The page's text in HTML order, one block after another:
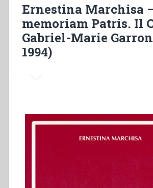
Ernestina Marchisa
memoriam Patris. Il
Gabriel-Marie
1994)